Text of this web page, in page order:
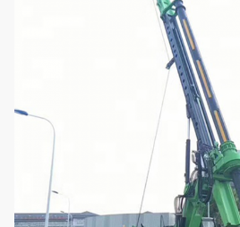
Gehende Geschwindigkeit des
Funktionierende Höhe
Funktionierende Breite